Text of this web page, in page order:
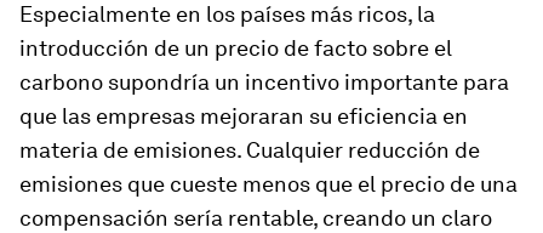
Especialmente en los países más ricos, la
introducción de un precio de facto sobre el
carbono supondría un incentivo importante para
que las empresas mejoraran su eficiencia en
materia de emisiones. Cualquier reducción de
emisiones que cueste menos que el precio de una
compensación sería rentable, creando un claro